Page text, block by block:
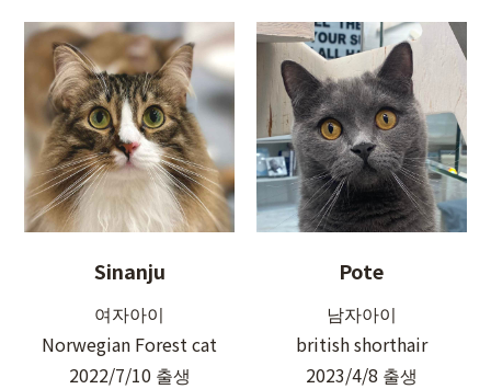
Sinanju
여자아이
Norwegian Forest cat
2022/7/10 출생
Pote
남자아이
british shorthair
2023/4/8 출생